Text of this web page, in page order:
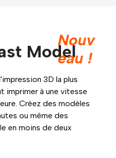
Nouv
eau !
Model
3D la plus
imprimer à une vitesse
Créez des modèles
ou même des
en moins de deux